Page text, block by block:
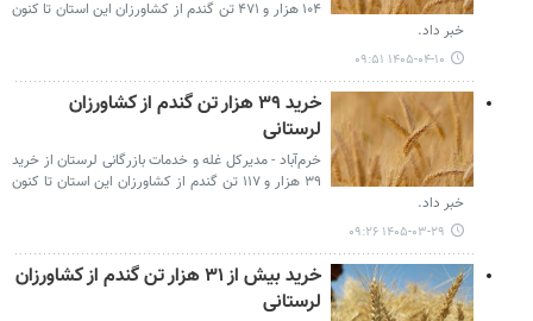
۱۰۴ هزار و ۴۷۱ تن گندم از کشاورزان این استان تا کنون
خبر داد.
۱۴۰۵-۰۴-۱۰ ۰۹:۵۱
خرید ۳۹ هزار تن گندم از کشاورزان
لرستانی
خرم‌آباد - مدیرکل غله و خدمات بازرگانی لرستان از خرید
۳۹ هزار و ۱۱۷ تن گندم از کشاورزان این استان تا کنون
خبر داد.
۱۴۰۵-۰۳-۲۹ ۰۹:۲۶
خرید بیش از ۳۱ هزار تن گندم از کشاورزان
لرستانی